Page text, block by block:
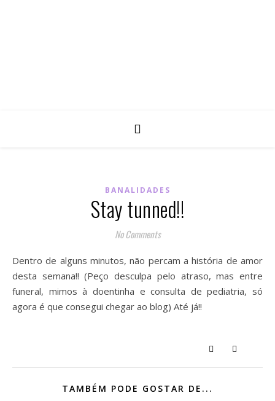
BANALIDADES
Stay tunned!!
No Comments
Dentro de alguns minutos, não percam a história de amor
desta semana!! (Peço desculpa pelo atraso, mas entre
funeral, mimos à doentinha e consulta de pediatria, só
agora é que consegui chegar ao blog) Até já!!
TAMBÉM PODE GOSTAR DE...